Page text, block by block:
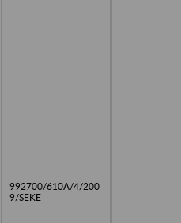
992700/610A/4/200
9/SEKE